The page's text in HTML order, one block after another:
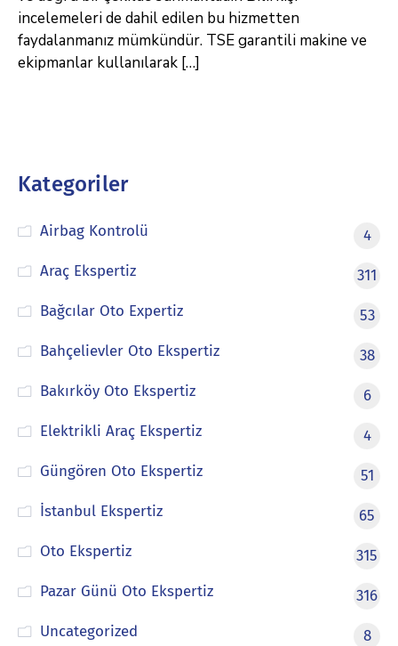
incelemeleri de dahil edilen bu hizmetten
faydalanmanız mümkündür. TSE garantili makine ve
ekipmanlar kullanılarak […]
Kategoriler
Airbag Kontrolü
4
Araç Ekspertiz
311
Bağcılar Oto Expertiz
53
Bahçelievler Oto Ekspertiz
38
Bakırköy Oto Ekspertiz
6
Elektrikli Araç Ekspertiz
4
Güngören Oto Ekspertiz
51
İstanbul Ekspertiz
65
Oto Ekspertiz
315
Pazar Günü Oto Ekspertiz
316
Uncategorized
8